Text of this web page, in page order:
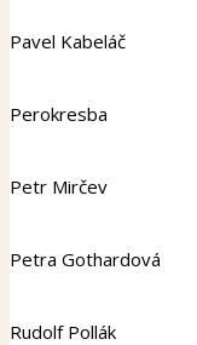
Pavel Kabeláč
Perokresba
Petr Mirčev
Petra Gothardová
Rudolf Pollák